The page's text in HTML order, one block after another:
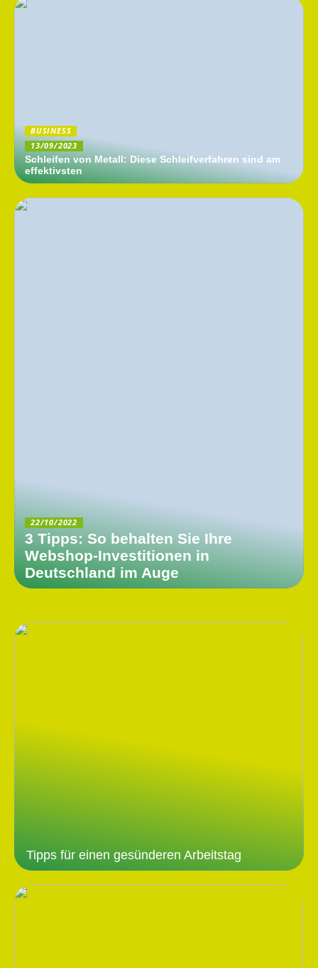
BUSINESS
13/09/2023
Schleifen von Metall: Diese Schleifverfahren sind am
effektivsten
22/10/2022
3 Tipps: So behalten Sie Ihre
Webshop-Investitionen in
Deutschland im Auge
Tipps für einen gesünderen Arbeitstag